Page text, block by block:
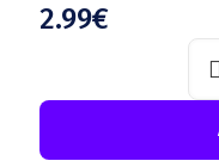
2.99€